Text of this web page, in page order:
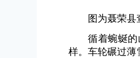
图为聂荣
循着蜿蜒
样。车轮碾过薄